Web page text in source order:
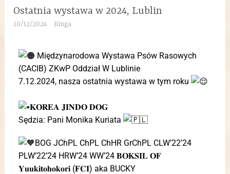
Ostatnia wystawa w 2024, Lublin
10/12/2024 Kinga
Międzynarodowa Wystawa Psów Rasowych
(CACIB)ZKwP Oddział W Lublinie
7.12.2024, nasza ostatnia wystawa w tym roku
𝐊𝐎𝐑𝐄𝐀 𝐉𝐈𝐍𝐃𝐎 𝐃𝐎𝐆
Sędzia: Pani Monika Kuriata
BOG JChPL ChPL ChHR GrChPL CLW’22’24
PLW’22’24 HRW’24 WW’24 𝐁𝐎𝐊𝐒𝐈𝐋 𝐎𝐅
𝐘𝐮𝐮𝐤𝐢𝐭𝐨𝐡𝐨𝐤𝐨𝐫𝐢 (𝐅𝐂𝐈) aka BUCKY